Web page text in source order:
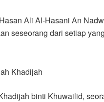
Ali Al-Hasani An
seseorang dari setiap
Khadijah
binti Khuwailid,